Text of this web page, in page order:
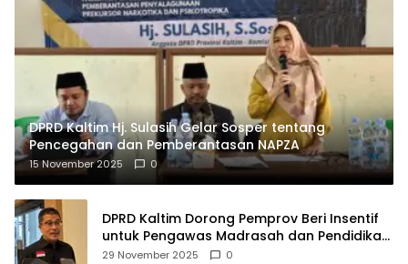
DPRD Kaltim Hj. Sulasih Gelar Sosper tentang
Pencegahan dan Pemberantasan NAPZA
15 November 2025 0
DPRD Kaltim Dorong Pemprov Beri Insentif
untuk Pengawas Madrasah dan Pendidikan
Agama
29 November 2025 0